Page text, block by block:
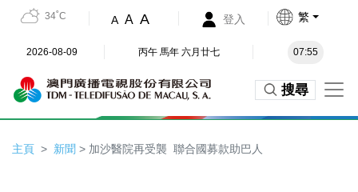
34˚C A A A 登入 繁
2026-08-09 丙午 馬年 六月廿七 07:55
搜尋
主頁 新聞 > 加沙醫院再受襲 聯合國募款助巴人